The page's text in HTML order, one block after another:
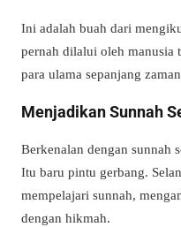
Ini adalah buah dari
pernah dilalui oleh manusia
para ulama sepanjang
Menjadikan Sunnah
Berkenalan dengan sunnah
Itu baru pintu gerbang.
mempelajari sunnah,
dengan hikmah.